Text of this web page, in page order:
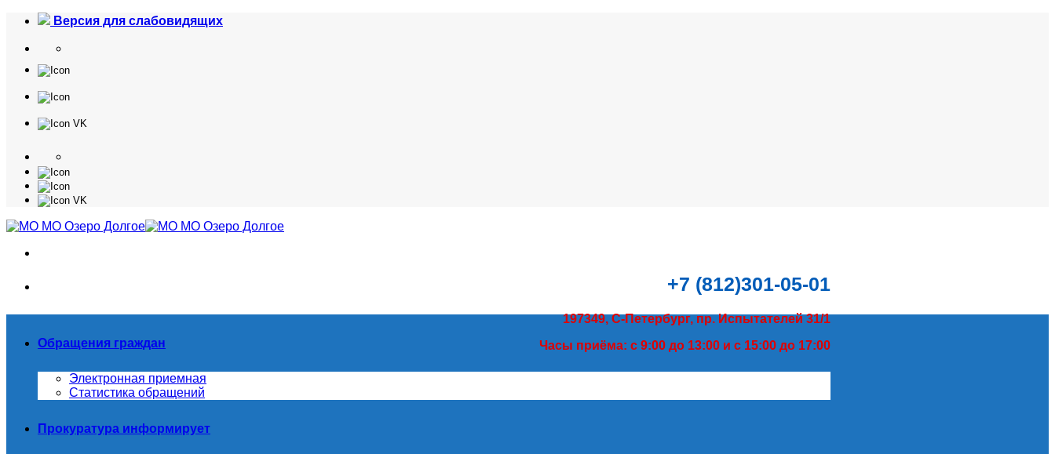
Skip
content
Версия для слабовидящих
+7 (812)301-05-01
197349, С-Петербург, пр. Испытателей 31/1
Часы приёма: с 9:00 до 13:00 и с 15:00 до 17:00
Обращения граждан
Электронная приемная
Статистика обращений
Прокуратура информирует